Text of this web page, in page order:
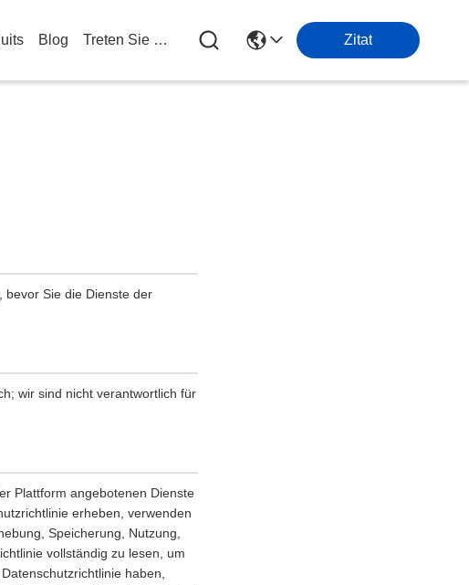
Blog Treten Sie Mit Uns In Verbindung Zitat
bevor Sie die Dienste der
wir sind nicht verantwortlich für
Plattform angebotenen Dienste
erheben, verwenden
Speicherung, Nutzung,
vollständig zu lesen, um
haben,